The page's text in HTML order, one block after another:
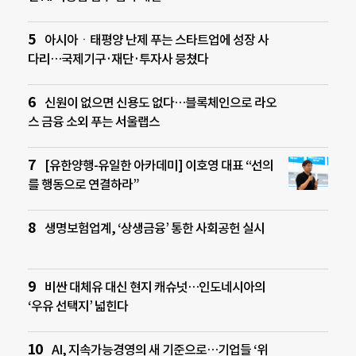
아시아ㆍ태평양 난제 푸는 스타트업에 성장 사
다리…국제기구·재단·투자사 뭉쳤다
신원이 없으면 신용도 없다…블록체인으로 라오
스 금융 소외 푸는 서울랩스
[유한양행-유일한 아카데미] 이호영 대표 “선의
를 행동으로 연결하라”
생명보험업계, ‘상생금융’ 통한 사회공헌 실시
비싼 대체유 대신 현지 캐슈넛…인도네시아의
‘우유 선택지’ 넓힌다
AI, 지속가능경영의 새 기준으로…기업들 ‘위